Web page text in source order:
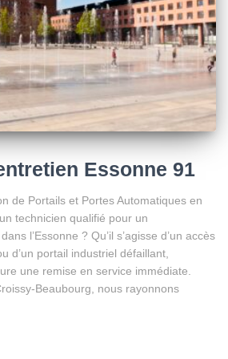
Essonne 91
de Portails et Portes Automatiques en
technicien qualifié pour un
l’Essonne ? Qu’il s’agisse d’un accès
d’un portail industriel défaillant,
une remise en service immédiate.
Beaubourg, nous rayonnons